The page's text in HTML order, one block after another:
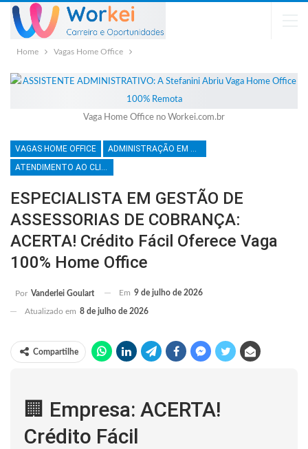
Home Vagas Home Office
Vaga Home Office no Workei.com.br
VAGAS HOME OFFICE
ADMINISTRAÇÃO EM GERAL
ATENDIMENTO AO CLIENTE
ESPECIALISTA EM GESTÃO DE
ASSESSORIAS DE COBRANÇA:
ACERTA! Crédito Fácil Oferece Vaga
100% Home Office
Por Vanderlei Goulart Em 9 de julho de 2026
Atualizado em 8 de julho de 2026
Compartilhe
🏢 Empresa: ACERTA!
Crédito Fácil